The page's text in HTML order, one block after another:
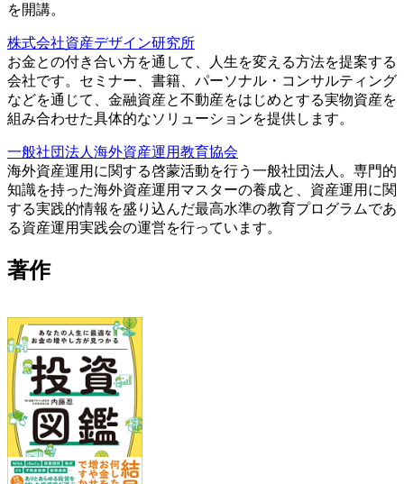
を開講。
株式会社資産デザイン研究所
お金との付き合い方を通して、人生を変える方法を提案する
会社です。セミナー、書籍、パーソナル・コンサルティング
などを通じて、金融資産と不動産をはじめとする実物資産を
組み合わせた具体的なソリューションを提供します。
一般社団法人海外資産運用教育協会
海外資産運用に関する啓蒙活動を行う一般社団法人。専門的
知識を持った海外資産運用マスターの養成と、資産運用に関
する実践的情報を盛り込んだ最高水準の教育プログラムであ
る資産運用実践会の運営を行っています。
著作